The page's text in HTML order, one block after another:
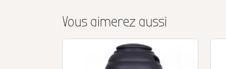
Vous aimerez aussi